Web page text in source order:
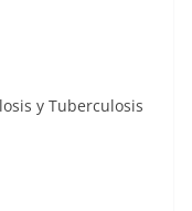
y Tuberculosis